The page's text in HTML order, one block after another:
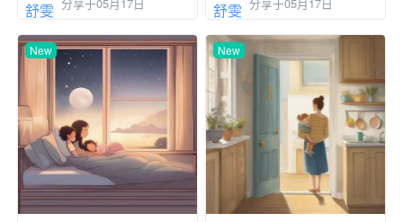
分享于05月17日 分享于05月17日
New New